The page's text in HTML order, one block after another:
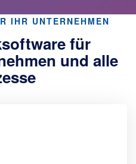
IHR UNTERNEHMEN
für
und alle